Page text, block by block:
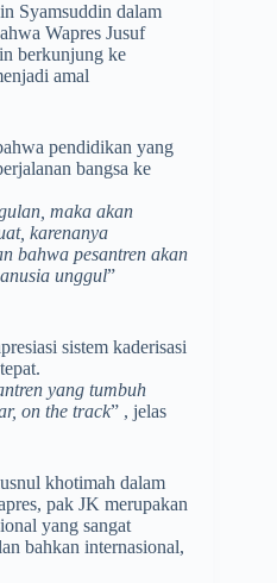
Syamsuddin dalam
Wapres Jusuf
berkunjung ke
amal
pendidikan yang
bangsa ke
maka akan
karenanya
bahwa pesantren akan
unggul”
sistem kaderisasi
yang tumbuh
on the track” , jelas
khotimah dalam
pak JK merupakan
yang sangat
bahkan internasional,